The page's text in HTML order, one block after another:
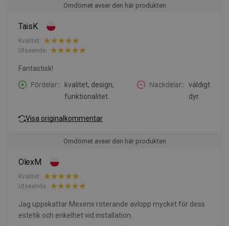
Omdömet avser den här produkten
TaisK
Kvalitet:
Utseende:
Fantastisk!
Fördelar:
kvalitet, design,
funktionalitet.
Nackdelar:
väldigt
dyr.
Visa originalkommentar
Omdömet avser den här produkten
OlexM
Kvalitet:
Utseende:
Jag uppskattar Mexens roterande avlopp mycket för dess
estetik och enkelhet vid installation.